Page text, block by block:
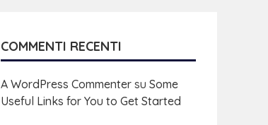
COMMENTI RECENTI
A WordPress Commenter su Some
Useful Links for You to Get Started